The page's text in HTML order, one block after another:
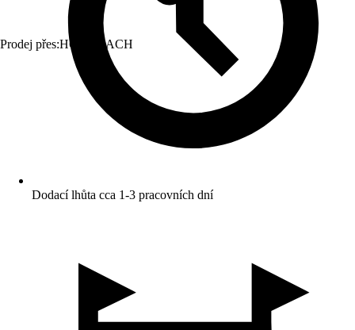
Prodej přes:HORNBACH
Dodací lhůta cca 1-3 pracovních dní